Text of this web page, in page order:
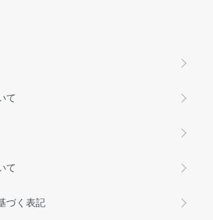
て
て
づく表記